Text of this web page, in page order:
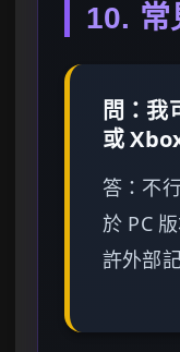
10. 常
問：
或
答：不
於 PC
許外部